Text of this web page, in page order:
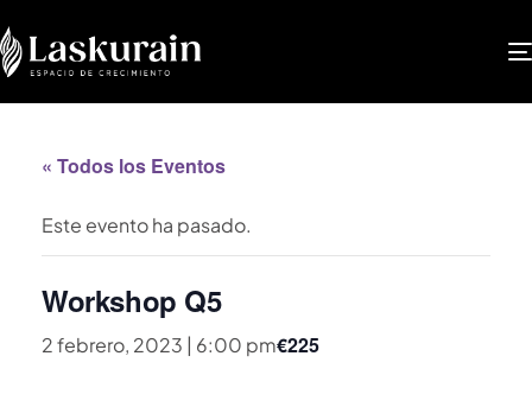
« Todos los Eventos
Este evento ha pasado.
Workshop Q5
2 febrero, 2023 | 6:00 pm€225